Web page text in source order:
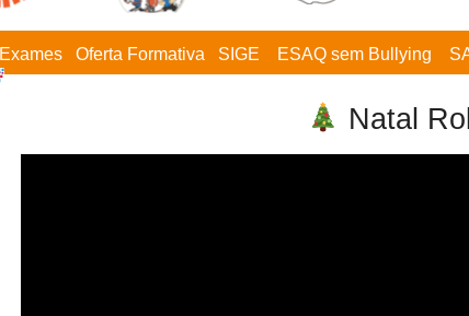
Exames Oferta Formativa SIGE ESAQ sem Bullying
Natal